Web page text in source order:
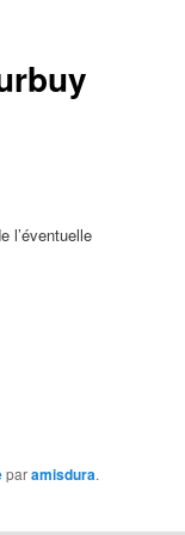
l’éventuelle
paramisdura.